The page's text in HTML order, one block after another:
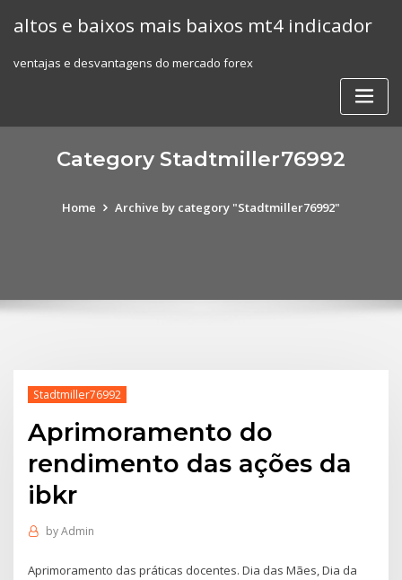
altos e baixos mais baixos mt4 indicador
ventajas e desvantagens do mercado forex
Category Stadtmiller76992
Home Archive by category "Stadtmiller76992"
Stadtmiller76992
Aprimoramento do
rendimento das ações da
ibkr
byAdmin
Aprimoramento das práticas docentes. Dia das Mães, Dia da